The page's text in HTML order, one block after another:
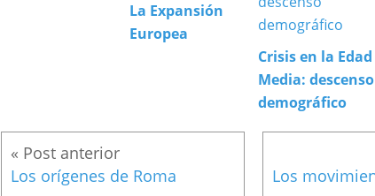
La Expansión
Europea
Crisis en la Edad
Media: descenso
demográfico
Los orígenes de Roma